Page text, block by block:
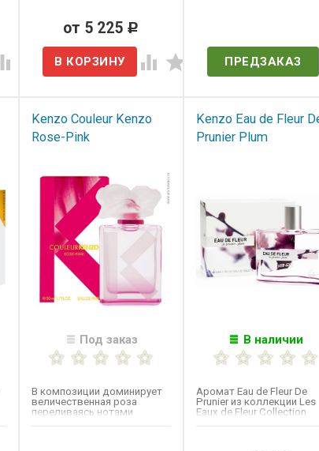
от 5 225 Р
ПРЕДЗАКАЗ
Kenzo Couleur Kenzo
Rose-Pink
Под заказ
В композиции доминирует
величественная роза
переливаясь нотами
Kenzo Eau de Fleur
Prunier Plum
В наличии
Аромат Eau de Fleur De
Prunier из коллекции Les
Eaux de Fleur Collection